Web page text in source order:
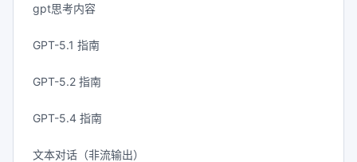
gpt思考内容
GPT-5.1 指南
GPT-5.2 指南
GPT-5.4 指南
文本对话（非流输出）